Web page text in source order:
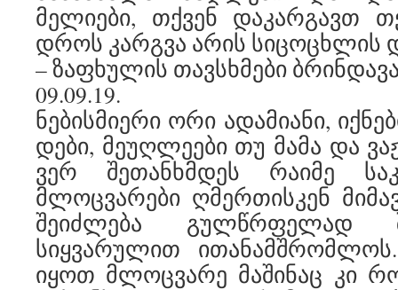
მელიები, თქვენ დაკარგავთ
დროს კარგვა არის სიცოცხლის
– ზაფხულის თავსხმები
09.09.19.
ნებისმიერი ორი ადამიანი,
დები, მეუღლეები თუ მამა და
ვერ შეთანხმდეს რაიმე
მლოცვარები ღმერთისკენ
შეიძლება გულწრფელად
სიყვარულით
იყოთ მლოცვარე მაშინაც კი